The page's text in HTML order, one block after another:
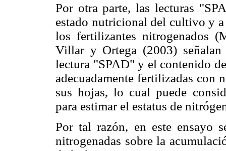
Por otra parte, las lecturas
estado nutricional del cultivo y
los fertilizantes nitrogenados
Villar y Ortega (2003)
lectura "SPAD" y el contenido
adecuadamente fertilizadas con
sus hojas, lo cual puede
para estimar el estatus de
Por tal razón, en este ensayo
nitrogenadas sobre la